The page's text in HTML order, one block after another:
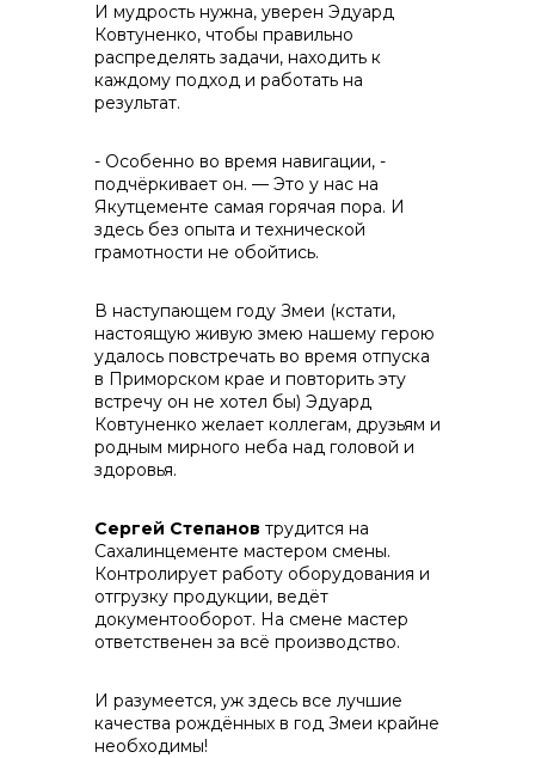
И мудрость нужна, уверен Эдуард
Ковтуненко, чтобы правильно
распределять задачи, находить к
каждому подход и работать на
результат.
- Особенно во время навигации, -
подчёркивает он. — Это у нас на
Якутцементе самая горячая пора. И
здесь без опыта и технической
грамотности не обойтись.
В наступающем году Змеи (кстати,
настоящую живую змею нашему герою
удалось повстречать во время отпуска
в Приморском крае и повторить эту
встречу он не хотел бы) Эдуард
Ковтуненко желает коллегам, друзьям и
родным мирного неба над головой и
здоровья.
Сергей Степанов трудится на
Сахалинцементе мастером смены.
Контролирует работу оборудования и
отгрузку продукции, ведёт
документооборот. На смене мастер
ответственен за всё производство.
И разумеется, уж здесь все лучшие
качества рождённых в год Змеи крайне
необходимы!